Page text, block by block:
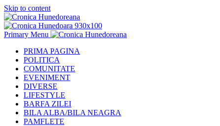
Skip to content
Primary Menu
PRIMA PAGINA
POLITICA
COMUNITATE
EVENIMENT
DIVERSE
LIFESTYLE
BARFA ZILEI
BILA ALBA/BILA NEAGRA
PAMFLETE